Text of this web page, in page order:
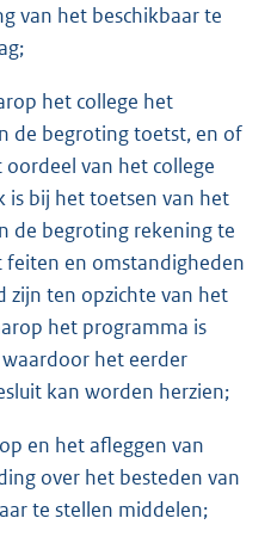
van het beschikbaar te
het college het
de begroting toetst, en of
van het college
is bij het toetsen van het
de begroting rekening te
feiten en omstandigheden
zijn ten opzichte van het
het programma is
het eerder
kan worden herzien;
en het afleggen van
over het besteden van
te stellen middelen;